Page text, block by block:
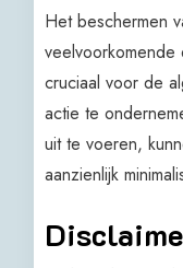
Het beschermen
cruciaal voor de
actie te
uit te voeren,
aanzienlijk